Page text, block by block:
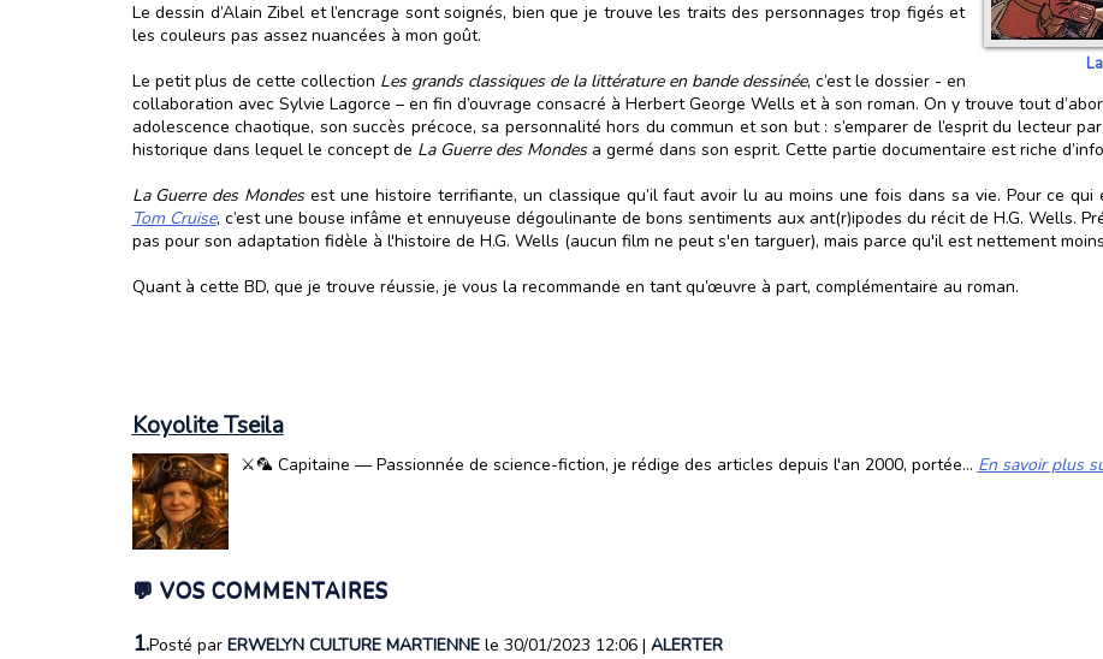
Le dessin d’Alain Zibel et l’encrage sont soignés, bien que je trouve les traits des personnages trop figés et
les couleurs pas assez nuancées à mon goût.
Le petit plus de cette collection Les grands classiques de la littérature en bande dessinée, c’est le dossier - en
collaboration avec Sylvie Lagorce – en fin d’ouvrage consacré à Herbert George Wells et à son roman. On y trouve tout
adolescence chaotique, son succès précoce, sa personnalité hors du commun et son but : s’emparer de l’esprit du lecteur
historique dans lequel le concept de La Guerre des Mondesa germé dans son esprit. Cette partie documentaire est riche
La Guerre des Mondesest une histoire terrifiante, un classique qu’il faut avoir lu au moins une fois dans sa vie. Pour ce qui
Tom Cruise, c’est une bouse infâme et ennuyeuse dégoulinante de bons sentiments aux ant(r)ipodes du récit de H.G. Wells.
pas pour son adaptation fidèle à l'histoire de H.G. Wells (aucun film ne peut s'en targuer), mais parce qu'il est nettement
Quant à cette BD, que je trouve réussie, je vous la recommande en tant qu’œuvre à part, complémentaire au roman.
Koyolite Tseila
⚔️🦜 Capitaine — Passionnée de science-fiction, je rédige des articles depuis l'an 2000, portée... En savoir plus
💬 VOS COMMENTAIRES
1.Posté par ERWELYN CULTURE MARTIENNE le 30/01/2023 12:06 | ALERTER